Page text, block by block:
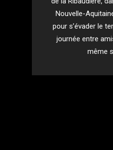
Nouvelle-
pour s’évader le
journée entre
même